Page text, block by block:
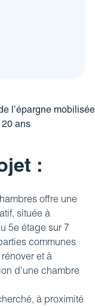
l’épargne mobilisée
ans
:
offre une
, située à
5e étage sur 7
communes
et à
d’une chambre
à proximité